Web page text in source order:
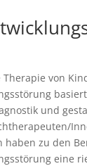
Therapie von
und
haben zu den
eine